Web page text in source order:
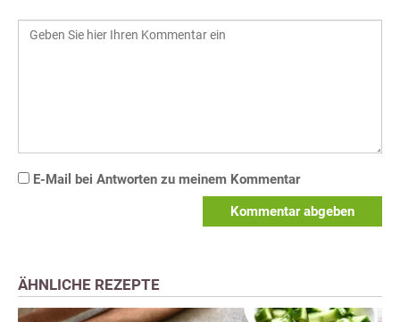
E-Mail bei Antworten zu meinem Kommentar
Kommentar abgeben
ÄHNLICHE REZEPTE